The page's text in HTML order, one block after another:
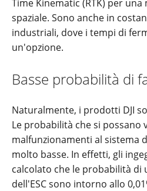
Time Kinematic (RTK) per
spaziale. Sono anche in
industriali, dove i tempi di
un'opzione.
Basse probabilità di
Naturalmente, i prodotti DJI
Le probabilità che si possano
malfunzionamenti al sistema
molto basse. In effetti, gli
calcolato che le probabilità di
dell'ESC sono intorno allo